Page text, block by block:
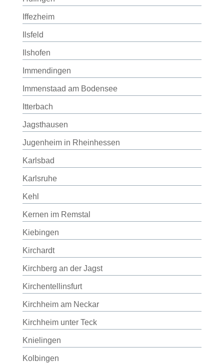
Iffezheim
Ilsfeld
Ilshofen
Immendingen
Immenstaad am Bodensee
Itterbach
Jagsthausen
Jugenheim in Rheinhessen
Karlsbad
Karlsruhe
Kehl
Kernen im Remstal
Kiebingen
Kirchardt
Kirchberg an der Jagst
Kirchentellinsfurt
Kirchheim am Neckar
Kirchheim unter Teck
Knielingen
Kolbingen